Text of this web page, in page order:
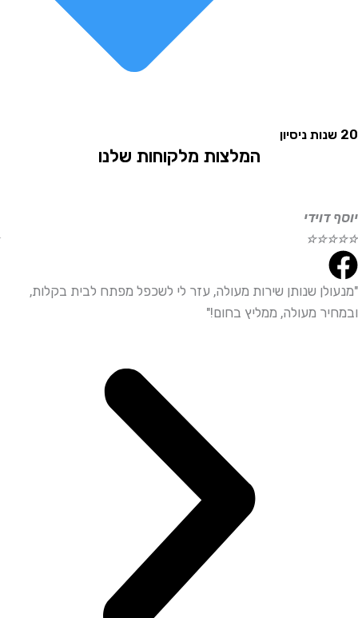
המלצות מלקוחות שלנו
☆
☆
שנותן שירות מעולה, עזר לי לשכפל מפתח לבית בקלות,
מעולה, ממליץ בחום!"